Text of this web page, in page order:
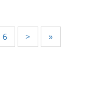
6 > »